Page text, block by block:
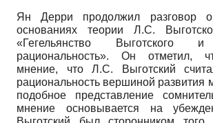
Ян Дерри продолжил разговор
основаниях теории Л.С.
«Гегельянство Выготского и
рациональность». Он отметил,
мнение, что Л.С. Выготский
рациональность вершиной развития
подобное представление
мнение основывается на